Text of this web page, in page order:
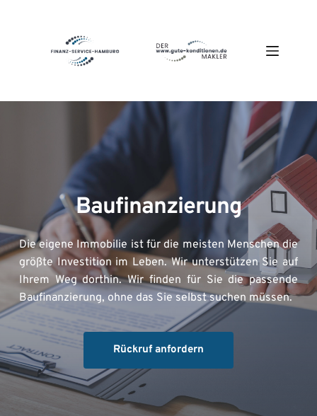
Baufinanzierung
Die eigene Immobilie ist für die meisten Menschen die
größte Investition im Leben. Wir unterstützen Sie auf
Ihrem Weg dorthin. Wir finden für Sie die passende
Baufinanzierung, ohne das Sie selbst suchen müssen.
Rückruf anfordern